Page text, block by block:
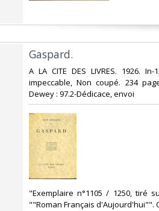
‎Gaspard.‎
‎A LA CITE DES LIVRES. 1926.
impeccable, Non coupé. 234
Dewey : 97.2-Dédicace, envoi‎
‎"Exemplaire n°1105 / 1250, tiré
""Roman Français d'Aujourd'hui"".